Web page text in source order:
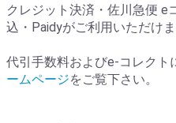
クレジット決済・佐川急便 e
込・Paidyがご利用いただけま
代引手数料およびe-コレクト
ームページをご覧下さい。